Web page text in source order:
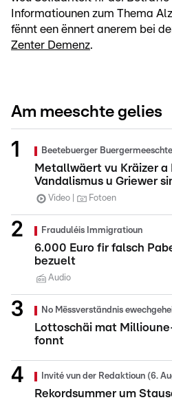
Informatiounen zum Thema
fënnt een ënnert anerem bei
Zenter Demenz.
Am meeschte gelies
Beetebuerger
Metallwäert vu Kräizer a
Vandalismus u Griewer
Video Fotoen
Frauduléis Immigratioun
6.000 Euro fir falsch
bezuelt
Audio
No Mëssverständnis
Lottoschäi mat
fonnt
Invité vun der Redaktioun (6.
Rekordsummer um